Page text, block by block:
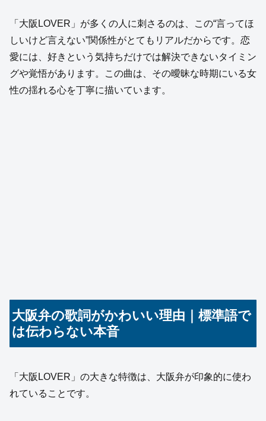
「大阪LOVER」が多くの人に刺さるのは、この“言ってほ
しいけど言えない”関係性がとてもリアルだからです。恋
愛には、好きという気持ちだけでは解決できないタイミン
グや覚悟があります。この曲は、その曖昧な時期にいる女
性の揺れる心を丁寧に描いています。
大阪弁の歌詞がかわいい理由｜標準語で
は伝わらない本音
「大阪LOVER」の大きな特徴は、大阪弁が印象的に使わ
れていることです。